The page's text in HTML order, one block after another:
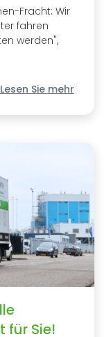
Fracht: Wir
fahren
werden",
Lesen Sie mehr
für Sie!